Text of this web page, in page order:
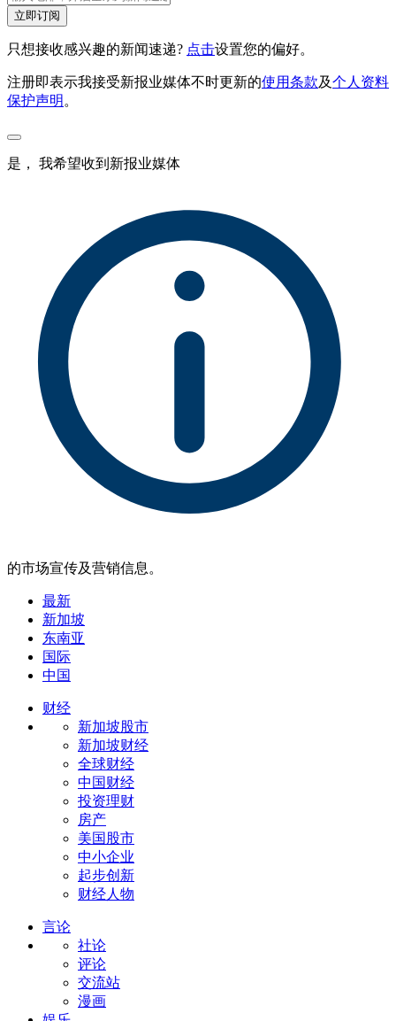
立即订阅
只想接收感兴趣的新闻速递? 点击设置您的偏好。
注册即表示我接受新报业媒体不时更新的使用条款及个人资料
保护声明 。
是， 我希望收到新报业媒体
的市场宣传及营销信息。
最新
新加坡
东南亚
国际
中国
财经
新加坡股市
新加坡财经
全球财经
中国财经
投资理财
房产
美国股市
中小企业
起步创新
财经人物
言论
社论
评论
交流站
漫画